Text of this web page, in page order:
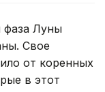
фаза Луны
Свое
от коренных
в этот